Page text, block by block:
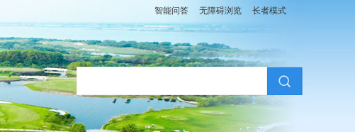
智能问答 无障碍浏览 长者模式